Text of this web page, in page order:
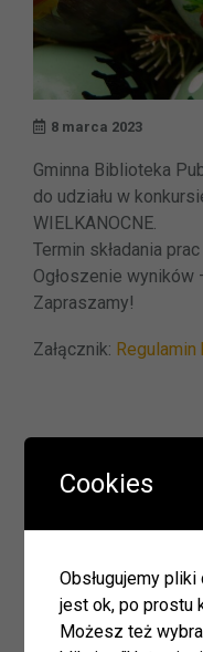
8 marca 2023
Gminna Biblioteka
do udziału w
WIELKANOCNE.
Termin składania
Ogłoszenie wyników
Zapraszamy!
Załącznik: Regulamin
wpisu
wpis
Następny
Następne »
Cookies
Obsługujemy
jest ok, po prostu
Możesz też